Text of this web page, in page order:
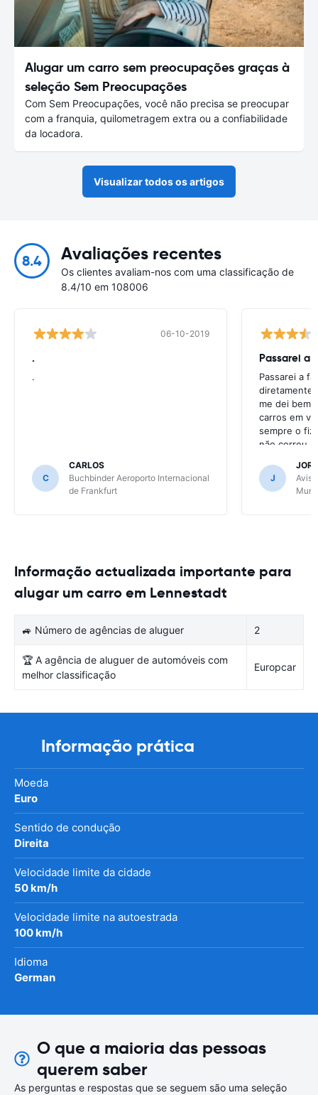
Alugar um carro sem preocupações graças à
seleção Sem Preocupações
Com Sem Preocupações, você não precisa se preocupar
com a franquia, quilometragem extra ou a confiabilidade
da locadora.
Visualizar todos os artigos
8.4 Avaliações recentes
Os clientes avaliam-nos com uma classificação de
8.4/10 em 108006
06-10-2019
.
.
C
CARLOS
Buchbinder Aeroporto Internacional
de Frankfurt
Passarei a
Passarei a
diretamente
me dei bem
carros em
sempre o fiz
não correu
J
Avis
Informação actualizada importante para
alugar um carro em Lennestadt
🚙 Número de agências de aluguer 2
🏆 A agência de aluguer de automóveis com
melhor classificação
Europcar
Informação prática
Moeda
Euro
Sentido de condução
Direita
Velocidade limite da cidade
50 km/h
Velocidade limite na autoestrada
100 km/h
Idioma
German
O que a maioria das pessoas
querem saber
As perguntas e respostas que se seguem são uma seleção